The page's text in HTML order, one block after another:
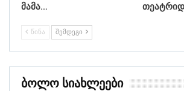
მამა…
ᲬᲘᲜᲐ ᲨᲔᲛᲓᲔᲒᲘ
Ბოლო Სიახლეები